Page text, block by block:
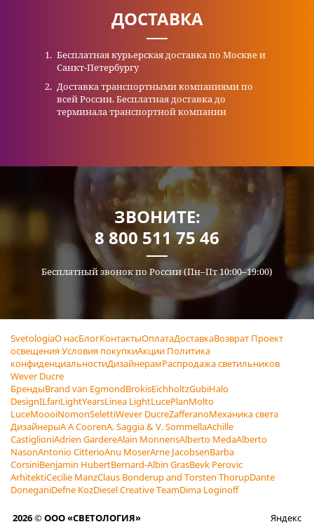
ДОСТАВКА
Бесплатная курьерская доставка по Москве и
Санкт-Петербургу
Доставка транспортными компаниями по
всей России. Бесплатная доставка до
терминала транспортной компании
ЗВОНИТЕ:
8 800 511 75 46
Бесплатный звонок по России (Пн–Пт 10:00–19:00)
SvetologiaО насБлогКонтактыОплатаДоставкаВозврат Проект
освещенияУсловия покупкиАкции Политика
конфиденциальностиДизайнерамРаспродажа светильников
Wever Ducre
БрендыBrand van EgmondBrokisEichholtzGubiHalo
DesignILfariLightYearsLinea LightLucePlanMolto
LuceMoooiNomonSelettiWever DucreZafferanoМеханика света
ДизайнерыA A CoorenA. Saggia & V. SommellaAchille
CastiglioniAdrien GardereAlain MonnensAlberto MedaAlberto
NasonAntonio CitterioAnu MoserArne JacobsenBarba
CorsiniBenjamin HubertBernard-Albin GrasBevk Perovic
ArhitektiCecilie ManzClaus Bonderup and Torsten ThorupDante
DoneganiDefne KozDiesel Creative TeamDima Loginoff
2026 © ООО «СВЕТОЛОГИЯ» Яндекс